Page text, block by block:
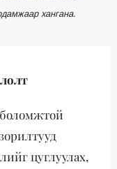
хангана.
цуглуулах,